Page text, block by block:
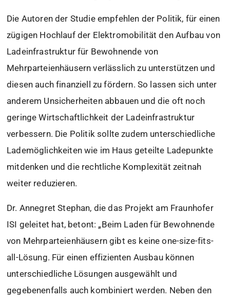
Die Autoren der Studie empfehlen der Politik, für einen
zügigen Hochlauf der Elektromobilität den Aufbau von
Ladeinfrastruktur für Bewohnende von
Mehrparteienhäusern verlässlich zu unterstützen und
diesen auch finanziell zu fördern. So lassen sich unter
anderem Unsicherheiten abbauen und die oft noch
geringe Wirtschaftlichkeit der Ladeinfrastruktur
verbessern. Die Politik sollte zudem unterschiedliche
Lademöglichkeiten wie im Haus geteilte Ladepunkte
mitdenken und die rechtliche Komplexität zeitnah
weiter reduzieren.
Dr. Annegret Stephan, die das Projekt am Fraunhofer
ISI geleitet hat, betont: „Beim Laden für Bewohnende
von Mehrparteienhäusern gibt es keine one-size-fits-
all-Lösung. Für einen effizienten Ausbau können
unterschiedliche Lösungen ausgewählt und
gegebenenfalls auch kombiniert werden. Neben den